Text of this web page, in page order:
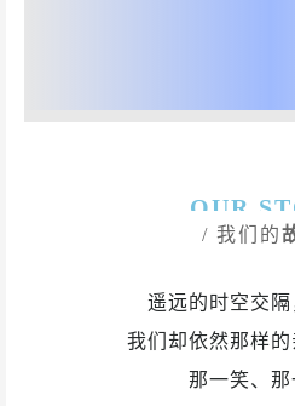
OUR
/ 我们的
遥远的时空交隔
我们却依然那样的
那一笑、那